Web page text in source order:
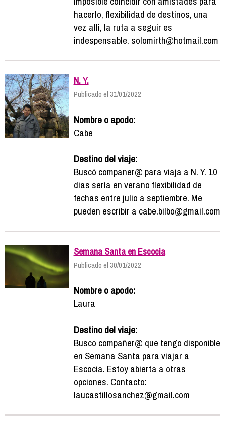
hacerlo, flexibilidad de destinos, una
vez alli, la ruta a seguir es
indespensable. solomirth@hotmail.com
N. Y.
Publicado el 31/01/2022
Nombre o apodo:
Cabe
Destino del viaje:
Buscó companer@ para viaja a N. Y. 10
dias sería en verano flexibilidad de
fechas entre julio a septiembre. Me
pueden escribir a cabe.bilbo@gmail.com
Semana Santa en Escocia
Publicado el 30/01/2022
Nombre o apodo:
Laura
Destino del viaje:
Busco compañer@ que tengo disponible
en Semana Santa para viajar a
Escocia. Estoy abierta a otras
opciones. Contacto:
laucastillosanchez@gmail.com